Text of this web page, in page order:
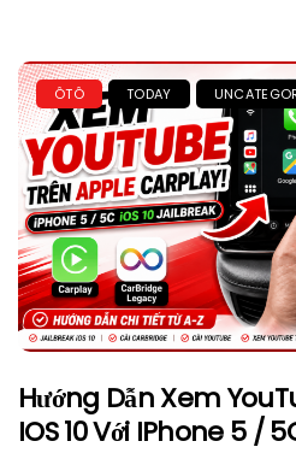
ÔTÔ TODAY
Hướng Dẫn Xem
IOS 10 Với IPhone 5 /